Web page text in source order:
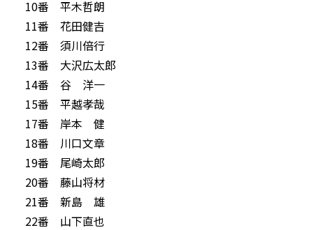
10番 平木哲朗
11番 花田健吉
12番 須川倍行
13番 大沢広太郎
14番 谷 洋一
15番 平越孝哉
17番 岸本 健
18番 川口文章
19番 尾崎太郎
20番 藤山将材
21番 新島 雄
22番 山下直也